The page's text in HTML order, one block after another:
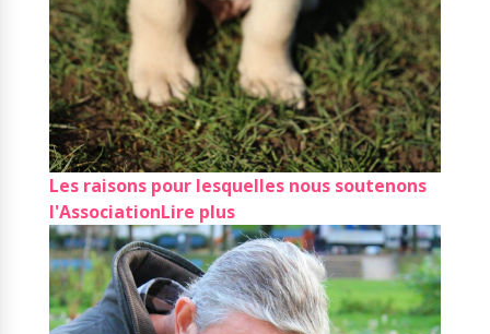
Les raisons pour lesquelles nous soutenons
l'AssociationLire plus